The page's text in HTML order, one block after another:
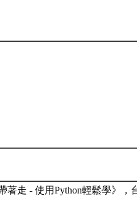
著走 - 使用Python輕鬆學》，